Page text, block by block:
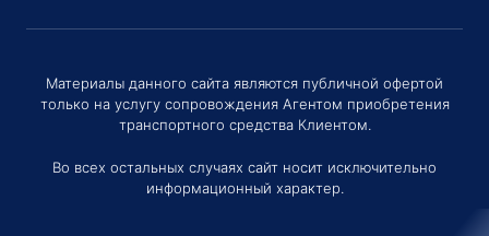
Материалы данного сайта являются публичной офертой
только на услугу сопровождения Агентом приобретения
транспортного средства Клиентом.
Во всех остальных случаях сайт носит исключительно
информационный характер.